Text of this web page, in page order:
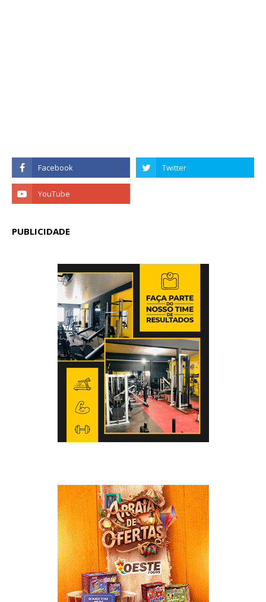
PUBLICIDADE